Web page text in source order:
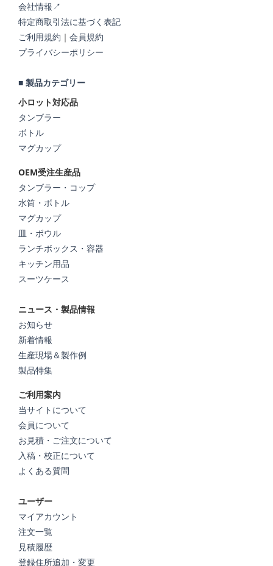
会社情報↗
特定商取引法に基づく表記
ご利用規約 ｜ 会員規約
プライバシーポリシー
■ 製品カテゴリー
小ロット対応品
タンブラー
ボトル
マグカップ
OEM受注生産品
タンブラー・コップ
水筒・ボトル
マグカップ
皿・ボウル
ランチボックス・容器
キッチン用品
スーツケース
ニュース・製品情報
お知らせ
新着情報
生産現場＆製作例
製品特集
ご利用案内
当サイトについて
会員について
お見積・ご注文について
入稿・校正について
よくある質問
ユーザー
マイアカウント
注文一覧
見積履歴
登録住所追加・変更